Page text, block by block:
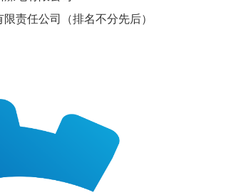
公司（排名不分先后）